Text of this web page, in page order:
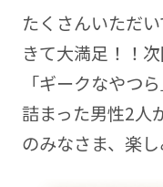
たくさんいただ
きて大満足！！
「ギークなやつ
詰まった男性2人
のみなさま、楽